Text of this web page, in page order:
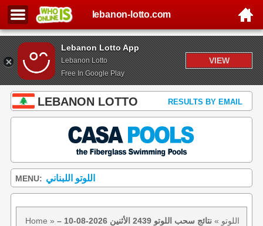
Lebanon Lotto App
Lebanon Lotto
Free In Google Play
VIEW
lebanon-lotto.com
LEBANON LOTTO RESULTS BY EMAIL
MENU: اللوتو اللبناني
Home » اللوتو »
نتائج سحب اللوتو 2439 الأثنين 2026-08-10 –